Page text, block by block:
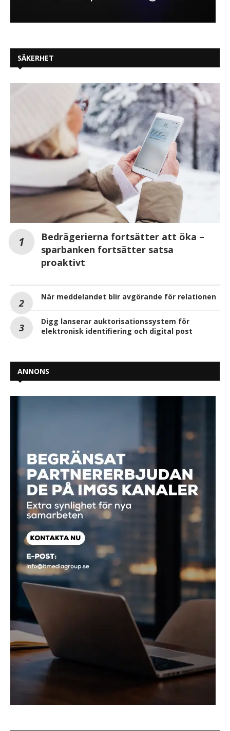
SÄKERHET
Bedrägerierna fortsätter att öka –
sparbanken fortsätter satsa
proaktivt
När meddelandet blir avgörande för relationen
Digg lanserar auktorisationssystem för
elektronisk identifiering och digital post
ANNONS